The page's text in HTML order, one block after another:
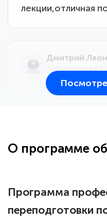
лекции,отличная
Дмитрий
большое
О программе
Программа
переподготовки